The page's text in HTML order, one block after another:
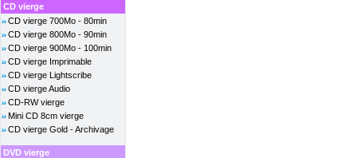
CD vierge
CD vierge 700Mo - 80min
CD vierge 800Mo - 90min
CD vierge 900Mo - 100min
CD vierge Imprimable
CD vierge Lightscribe
CD vierge Audio
CD-RW vierge
Mini CD 8cm vierge
CD vierge Gold - Archivage
DVD vierge